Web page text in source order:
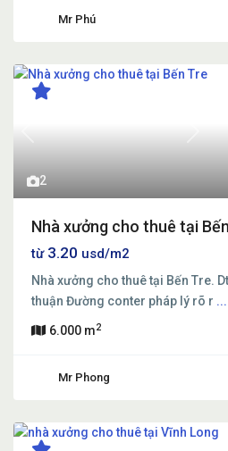
Mr Phú
2
Previous Next
Nhà xưởng cho thuê tại
từ3.20 usd/m2
Nhà xưởng cho thuê tại Bến Tre.
thuận Đường conter pháp lý rõ r ...
6.000 m2
Mr Phong